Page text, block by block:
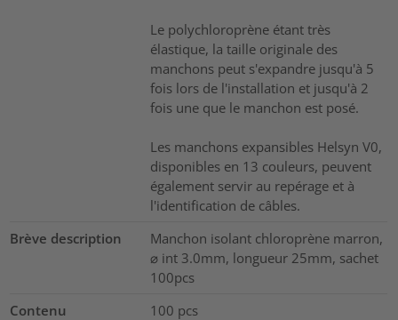
Le polychloroprène étant très
élastique, la taille originale des
manchons peut s'expandre jusqu'à 5
fois lors de l'installation et jusqu'à 2
fois une que le manchon est posé.
Les manchons expansibles Helsyn V0,
disponibles en 13 couleurs, peuvent
également servir au repérage et à
l'identification de câbles.
Brève description
Manchon isolant chloroprène marron,
⌀ int 3.0mm, longueur 25mm, sachet
100pcs
Contenu
100 pcs